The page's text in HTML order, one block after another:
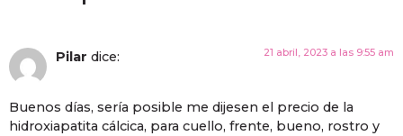
Pilar dice: 21 abril, 2023 a las 9:55 am
Buenos días, sería posible me dijesen el precio de la
hidroxiapatita cálcica, para cuello, frente, bueno, rostro y